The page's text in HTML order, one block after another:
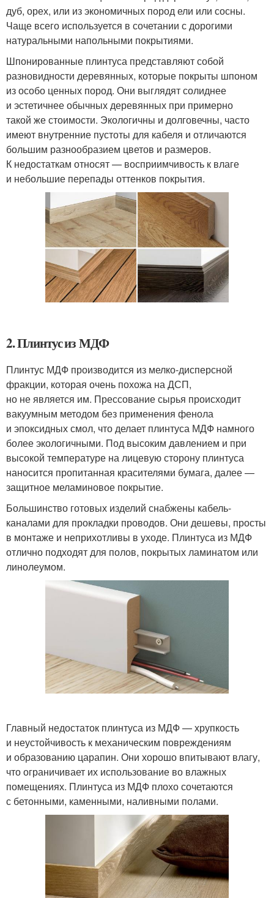
дуб, орех, или из экономичных пород ели или сосны.
Чаще всего используется в сочетании с дорогими
натуральными напольными покрытиями.
Шпонированные плинтуса представляют собой
разновидности деревянных, которые покрыты шпоном
из особо ценных пород. Они выглядят солиднее
и эстетичнее обычных деревянных при примерно
такой же стоимости. Экологичны и долговечны, часто
имеют внутренние пустоты для кабеля и отличаются
большим разнообразием цветов и размеров.
К недостаткам относят — восприимчивость к влаге
и небольшие перепады оттенков покрытия.
2. Плинтус из МДФ
Плинтус МДФ производится из мелко-дисперсной
фракции, которая очень похожа на ДСП,
но не является им. Прессование сырья происходит
вакуумным методом без применения фенола
и эпоксидных смол, что делает плинтуса МДФ намного
более экологичными. Под высоким давлением и при
высокой температуре на лицевую сторону плинтуса
наносится пропитанная красителями бумага, далее —
защитное меламиновое покрытие.
Большинство готовых изделий снабжены кабель-
каналами для прокладки проводов. Они дешевы, просты
в монтаже и неприхотливы в уходе. Плинтуса из МДФ
отлично подходят для полов, покрытых ламинатом или
линолеумом.
Главный недостаток плинтуса из МДФ — хрупкость
и неустойчивость к механическим повреждениям
и образованию царапин. Они хорошо впитывают влагу,
что ограничивает их использование во влажных
помещениях. Плинтуса из МДФ плохо сочетаются
с бетонными, каменными, наливными полами.